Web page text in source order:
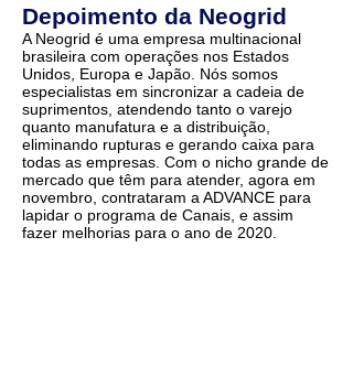
Depoimento da Neogrid
A Neogrid é uma empresa multinacional
brasileira com operações nos Estados
Unidos, Europa e Japão. Nós somos
especialistas em sincronizar a cadeia de
suprimentos, atendendo tanto o varejo
quanto manufatura e a distribuição,
eliminando rupturas e gerando caixa para
todas as empresas. Com o nicho grande de
mercado que têm para atender, agora em
novembro, contrataram a ADVANCE para
lapidar o programa de Canais, e assim
fazer melhorias para o ano de 2020.